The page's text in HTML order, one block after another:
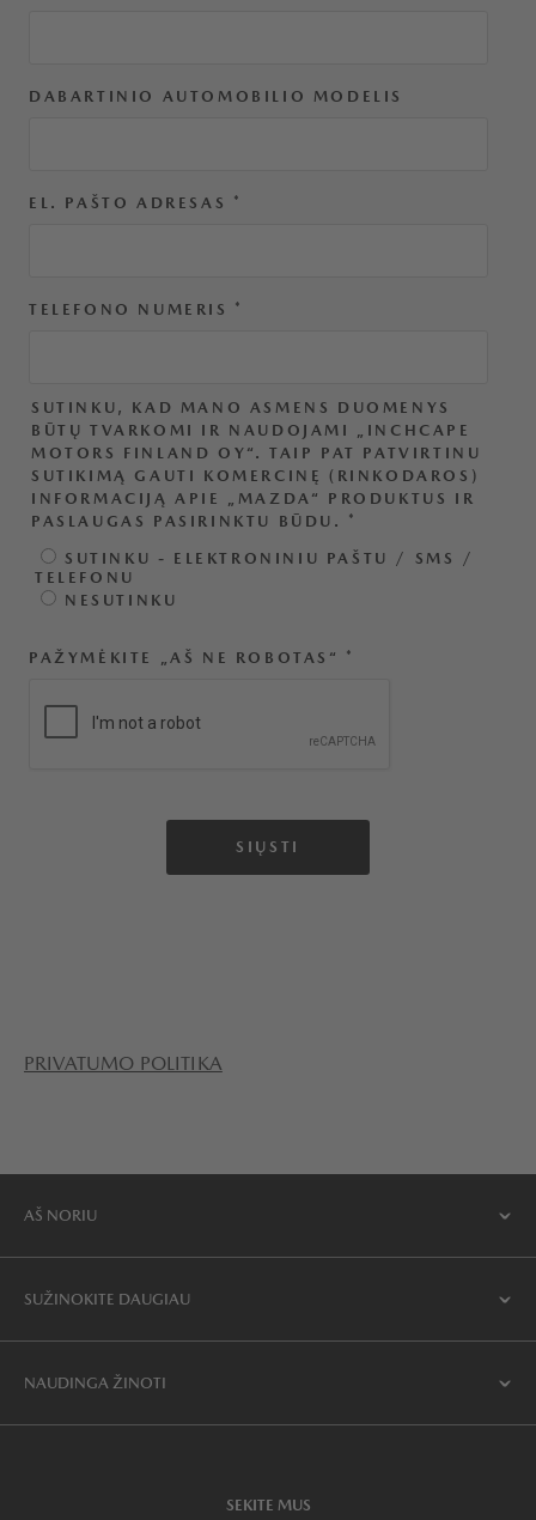
DABARTINIO AUTOMOBILIO MODELIS
EL. PAŠTO ADRESAS *
TELEFONO NUMERIS *
SUTINKU, KAD MANO ASMENS DUOMENYS
BŪTŲ TVARKOMI IR NAUDOJAMI „INCHCAPE
MOTORS FINLAND OY“. TAIP PAT PATVIRTINU
SUTIKIMĄ GAUTI KOMERCINĘ (RINKODAROS)
INFORMACIJĄ APIE „MAZDA“ PRODUKTUS IR
PASLAUGAS PASIRINKTU BŪDU. *
SUTINKU - ELEKTRONINIU PAŠTU / SMS /
TELEFONU
NESUTINKU
PAŽYMĖKITE „AŠ NE ROBOTAS“ *
PRIVATUMO POLITIKA
AŠ NORIU
SUŽINOKITE DAUGIAU
NAUDINGA ŽINOTI
SEKITE MUS